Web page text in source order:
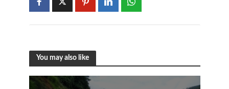
You may also like